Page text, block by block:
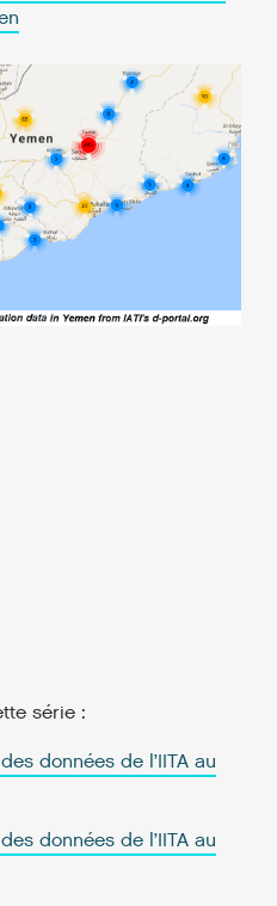
série :
données de l’IITA au
données de l’IITA au